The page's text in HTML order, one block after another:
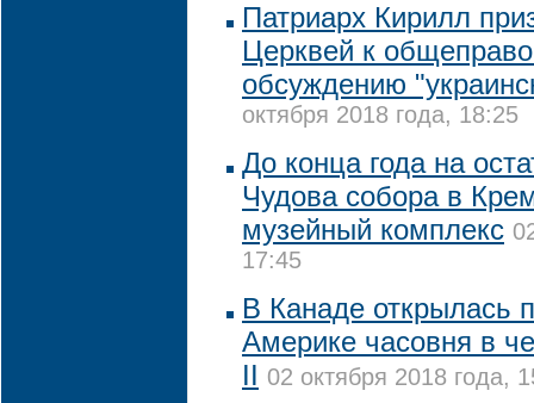
Патриарх Кирилл
Церквей к
обсуждению
октября 2018 года, 18:25
До конца года на
Чудова собора в
музейный комплекс
17:45
В Канаде открылась
Америке часовня в
II 02 октября 2018 года,